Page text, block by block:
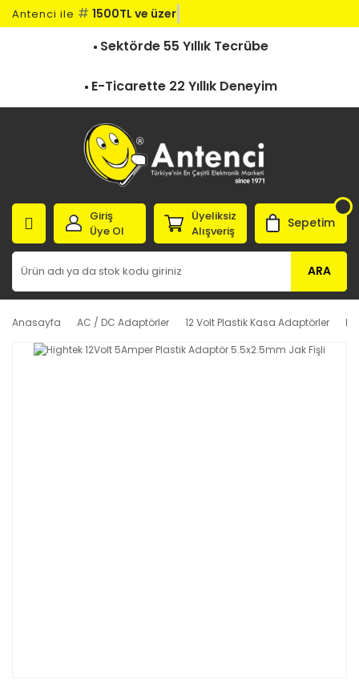
Antenci ile # 1500TL ve üzeri
Sektörde 55 Yıllık Tecrübe
E-Ticarette 22 Yıllık Deneyim
ARA
Giriş
Üye Ol
Üyeliksiz
Alışveriş
Sepetim
Anasayfa AC / DC Adaptörler 12 Volt Plastik Kasa Adaptörler